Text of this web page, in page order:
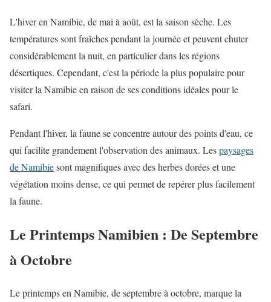
L'hiver en Namibie, de mai à août, est la saison sèche. Les
températures sont fraîches pendant la journée et peuvent chuter
considérablement la nuit, en particulier dans les régions
désertiques. Cependant, c'est la période la plus populaire pour
visiter la Namibie en raison de ses conditions idéales pour le
safari.
Pendant l'hiver, la faune se concentre autour des points d'eau, ce
qui facilite grandement l'observation des animaux. Lespaysages
de Namibiesont magnifiques avec des herbes dorées et une
végétation moins dense, ce qui permet de repérer plus facilement
la faune.
Le Printemps Namibien : De Septembre
à Octobre
Le printemps en Namibie, de septembre à octobre, marque la